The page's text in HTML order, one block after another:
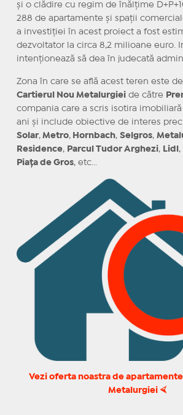
și o clădire cu regim de înălțime
288 de apartamente și spații
a investiției în acest proiect a fost
dezvoltator
la circa 8,2 milioane euro.
intenționează să dea în judecată
Zona în care se află acest teren este
Cartierul Nou Metalurgieide către
compania care a scris isotira imobiliară
ani și include obiective de interes
Solar,Metro,Hornbach, Selgros,
Residence, Parcul Tudor Arghezi, Lidl ,
Piațade Gros, etc...
Vezi oferta noastra de
Metalurgiei ⮘